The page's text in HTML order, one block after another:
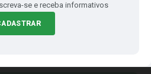
se e receba informativos